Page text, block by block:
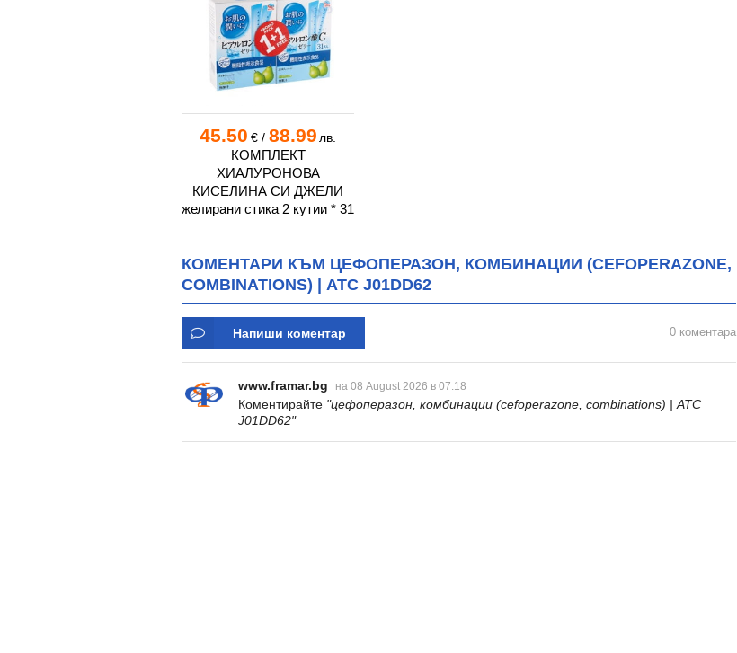
45.50 €/ 88.99 лв.
КОМПЛЕКТ
ХИАЛУРОНОВА
КИСЕЛИНА СИ ДЖЕЛИ
желирани стика 2 кутии * 31
КОМЕНТАРИ КЪМ ЦЕФОПЕРАЗОН, КОМБИНАЦИИ (CEFOPERAZONE,
COMBINATIONS) | ATC J01DD62
Напиши коментар 0 коментара
www.framar.bg на 08 August 2026 в 07:18
Коментирайте "цефоперазон, комбинации (cefoperazone, combinations) | ATC
J01DD62"